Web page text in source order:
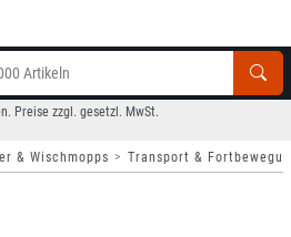
Preise zzgl. gesetzl. MwSt.
& Wischmopps Transport &